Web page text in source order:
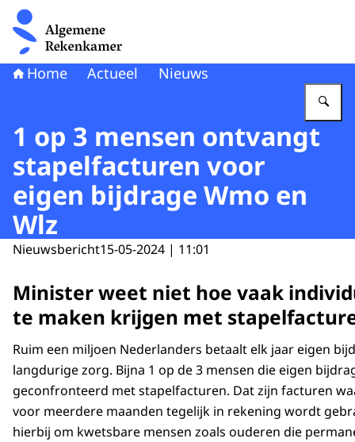
Naar de homepage van Algemene Rekenkamer
Home Actueel Nieuws
1 op 3 mensen ontvangt
stapelfacturen voor
eigen bijdrage Wmo en
Wlz
Nieuwsbericht15-05-2024 | 11:01
Minister weet niet hoe vaak
te maken krijgen met
Ruim een miljoen Nederlanders betaalt elk jaar eigen
langdurige zorg. Bijna 1 op de 3 mensen die eigen
geconfronteerd met stapelfacturen. Dat zijn facturen
voor meerdere maanden tegelijk in rekening wordt
hierbij om kwetsbare mensen zoals ouderen die